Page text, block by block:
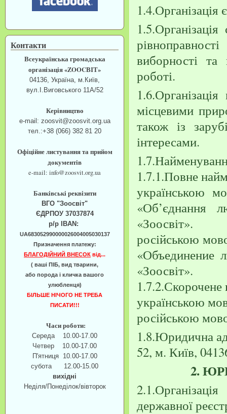
Контакти
Всеукраїнська громадська
організація «ZOOCВІТ»
04136, Україна, м.Київ,
вул.І.Виговського 11А/52
Керівництво
e-mail: zoosvit@zoosvit.org.ua
тел.:+38 (066) 382 81 20
Офіційне листування та прийом
документів
e-mail: info@zoosvit.org.ua
Банківські реквізити
ВГО "Зоосвіт"
ЄДРПОУ 37037874
р/р IBAN:
UA683052990000026004005030137
Призначення платежу:
БЛАГОДІЙНИЙ ВНЕСОК від...
( ваші ПІБ, вид тварини,
або порода і кличка вашого
улюбленця)
БІЛЬШЕ НІЧОГО НЕ ТРЕБА
ПИСАТИ!!!
Часи роботи:
Середа 10.00-17.00
Четвер 10.00-17.00
П'ятниця 10.00-17.00
субота 12.00-15.00
вихідні
Неділя/Понеділок/вівторок
виборності та
роботі.
місцевими
також із
інтересами.
1.7.1.Повне
українською
«Об’єднання
«Зоосвіт».
російською
«Объединение
«Зоосвіт».
українською
російською
1.8.Юридична
52, м. Київ,
2.
державної